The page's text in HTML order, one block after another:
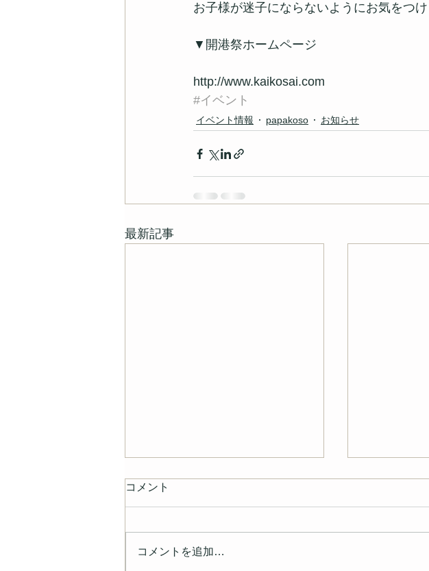
お子様が迷子にならないようにお気をつけ
▼開港祭ホームページ
http://www.kaikosai.com
#イベント
イベント情報 papakoso お知らせ
最新記事
コメント
コメントを追加…